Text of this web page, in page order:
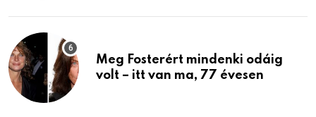
Meg Fosterért mindenki odáig
volt – itt van ma, 77 évesen